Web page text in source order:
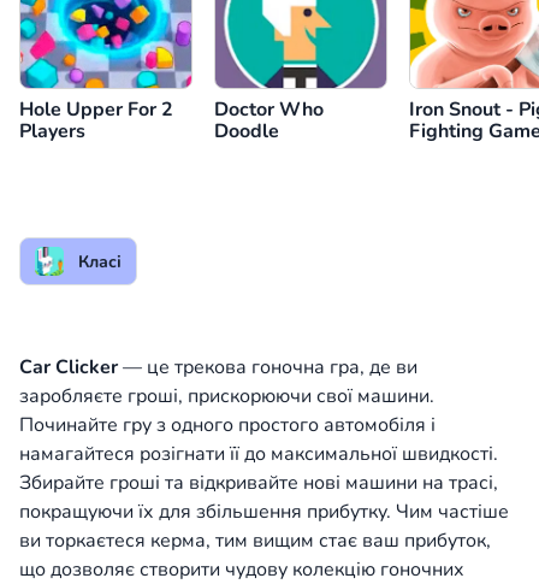
Hole Upper For 2
Players
Doctor Who
Doodle
Iron Snout -
Fighting
Класі
Car Clicker— це трекова гоночна гра, де ви
заробляєте гроші, прискорюючи свої машини.
Починайте гру з одного простого автомобіля і
намагайтеся розігнати її до максимальної швидкості.
Збирайте гроші та відкривайте нові машини на трасі,
покращуючи їх для збільшення прибутку. Чим частіше
ви торкаєтеся керма, тим вищим стає ваш прибуток,
що дозволяє створити чудову колекцію гоночних